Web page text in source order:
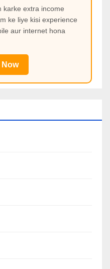
karke extra income
ke liye kisi experience
aur internet hona